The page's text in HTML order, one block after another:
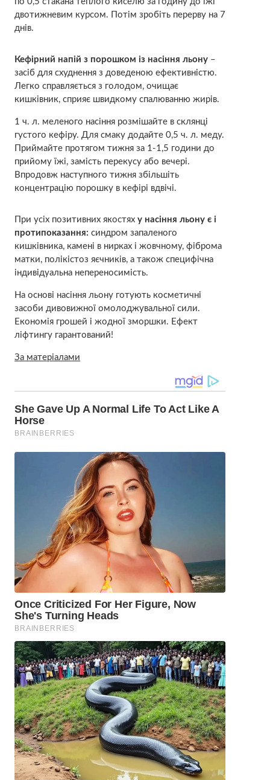
двотижневим курсом. Потім зробіть перерву на 7
днів.
Кефірний напій з порошком із насіння льону–
засіб для схуднення з доведеною ефективністю.
Легко справляється з голодом, очищає
кишківник, сприяє швидкому спалюванню жирів.
1 ч. л. меленого насіння розмішайте в склянці
густого кефіру. Для смаку додайте 0,5 ч. л. меду.
Приймайте протягом тижня за 1-1,5 години до
прийому їжі, замість перекусу або вечері.
Впродовж наступного тижня збільшіть
концентрацію порошку в кефірі вдвічі.
При усіх позитивних якостях у насіння льону є і
протипоказання: синдром запаленого
кишківника, камені в нирках і жовчному, фіброма
матки, полікістоз яєчників, а також специфічна
індивідуальна непереносимість.
На основі насіння льону готують косметичні
засоби дивовижної омолоджувальної сили.
Економія грошей і жодної зморшки. Ефект
ліфтингу гарантований!
За матеріалами